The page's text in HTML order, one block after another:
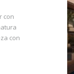
con
con